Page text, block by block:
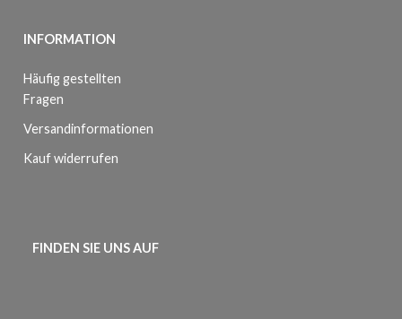
INFORMATION
Häufig gestellten
Fragen
Versandinformationen
Kauf widerrufen
FINDEN SIE UNS AUF